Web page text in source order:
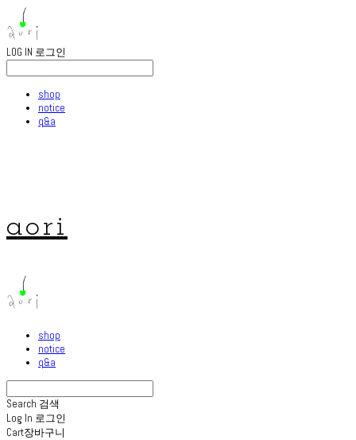
LOG IN 로그인
shop
notice
q&a
aori
shop
notice
q&a
Search 검색
Log In 로그인
Cart장바구니